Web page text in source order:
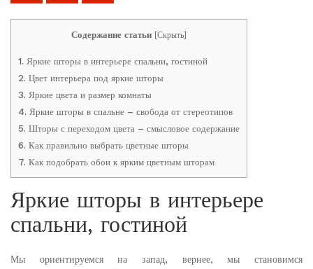
Содержание статьи [Скрыть]
1. Яркие шторы в интерьере спальни, гостиной
2. Цвет интерьера под яркие шторы
3. Яркие цвета и размер комнаты
4. Яркие шторы в спальне – свобода от стереотипов
5. Шторы с переходом цвета – смысловое содержание
6. Как правильно выбрать цветные шторы
7. Как подобрать обои к ярким цветным шторам
Яркие шторы в интерьере
спальни, гостиной
Мы ориентируемся на запад, вернее, мы становимся